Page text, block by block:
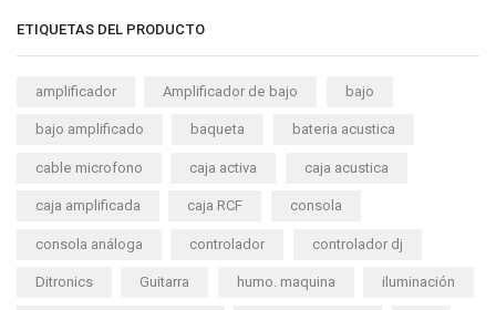
ETIQUETAS DEL PRODUCTO
amplificador Amplificador de bajo bajo
bajo amplificado baqueta bateria acustica
cable microfono caja activa caja acustica
caja amplificada caja RCF consola
consola análoga controlador controlador dj
Ditronics Guitarra humo. maquina iluminación